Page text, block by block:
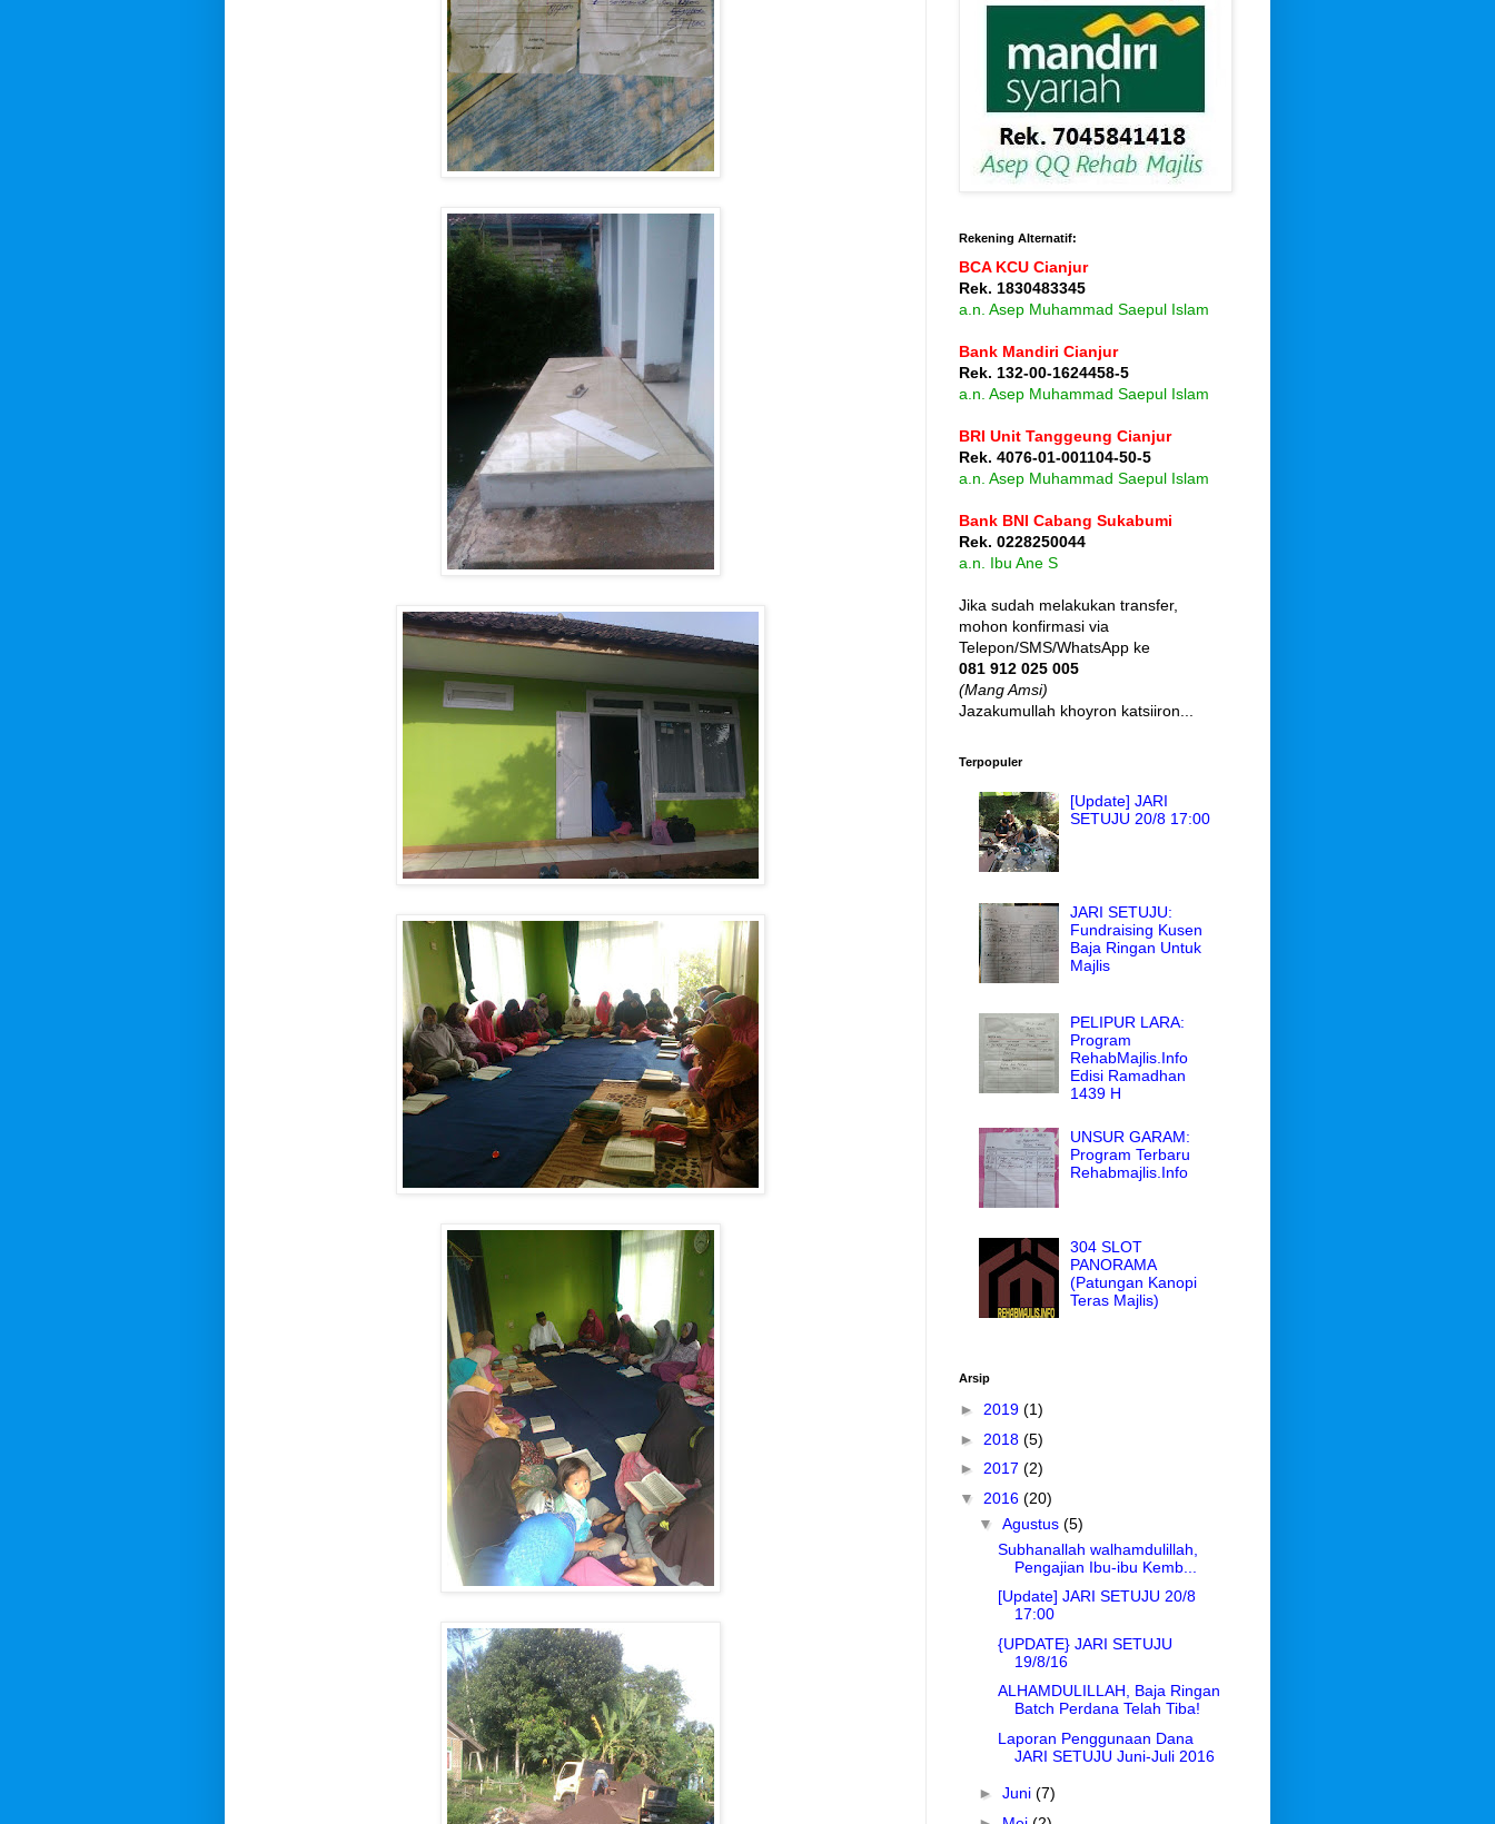
Rekening Alternatif:
BCA KCU Cianjur
Rek. 1830483345
a.n. Asep Muhammad Saepul Islam
Bank Mandiri Cianjur
Rek. 132-00-1624458-5
a.n. Asep Muhammad Saepul Islam
BRI Unit Tanggeung Cianjur
Rek. 4076-01-001104-50-5
a.n. Asep Muhammad Saepul Islam
Bank BNI Cabang Sukabumi
Rek. 0228250044
a.n. Ibu Ane S
Jika sudah melakukan transfer,
mohon konfirmasi via
Telepon/SMS/WhatsApp ke
081 912 025 005
(Mang Amsi)
Jazakumullah khoyron katsiiron...
Terpopuler
[Update] JARI
SETUJU 20/8 17:00
JARI SETUJU:
Fundraising Kusen
Baja Ringan Untuk
Majlis
PELIPUR LARA:
Program
RehabMajlis.Info
Edisi Ramadhan
1439 H
UNSUR GARAM:
Program Terbaru
Rehabmajlis.Info
304 SLOT
PANORAMA
(Patungan Kanopi
Teras Majlis)
Arsip
► 2019 (1)
► 2018 (5)
► 2017 (2)
▼ 2016 (20)
▼ Agustus (5)
Subhanallah walhamdulillah,
Pengajian Ibu-ibu Kemb...
[Update] JARI SETUJU 20/8
17:00
{UPDATE} JARI SETUJU
19/8/16
ALHAMDULILLAH, Baja Ringan
Batch Perdana Telah Tiba!
Laporan Penggunaan Dana
JARI SETUJU Juni-Juli 2016
► Juni (7)